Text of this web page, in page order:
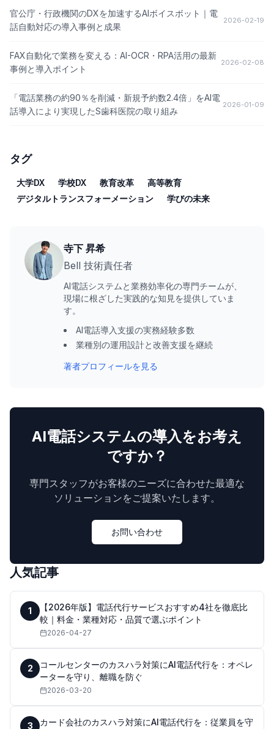
官公庁・行政機関のDXを加速するAIボイスボット｜電
話自動対応の導入事例と成果
2026-02-19
FAX自動化で業務を変える：AI-OCR・RPA活用の最新
事例と導入ポイント
2026-02-08
「電話業務の約90％を削減・新規予約数2.4倍」をAI電
話導入により実現したS歯科医院の取り組み
2026-01-09
タグ
大学DX 学校DX 教育改革
高等教育
デジタルトランスフォーメーション
学びの未来
寺下 昇希
Bell 技術責任者
AI電話システムと業務効率化の専門チームが、
現場に根ざした実践的な知見を提供していま
す。
AI電話導入支援の実務経験多数
業種別の運用設計と改善支援を継続
著者プロフィールを見る
AI電話システムの導入をお考え
ですか？
専門スタッフがお客様のニーズに合わせた最適な
ソリューションをご提案いたします。
お問い合わせ
人気記事
1
【2026年版】電話代行サービスおすすめ4社を徹底比
較｜料金・業種対応・品質で選ぶポイント
2026-04-27
2
コールセンターのカスハラ対策にAI電話代行を：オペレ
ーターを守り、離職を防ぐ
2026-03-20
3
カード会社のカスハラ対策にAI電話代行を：従業員を守